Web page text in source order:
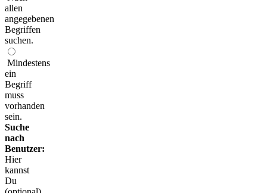
allen
angegebenen
Begriffen
suchen.
Mindestens
ein
Begriff
muss
vorhanden
sein.
Suche
nach
Benutzer:
Hier
kannst
Du